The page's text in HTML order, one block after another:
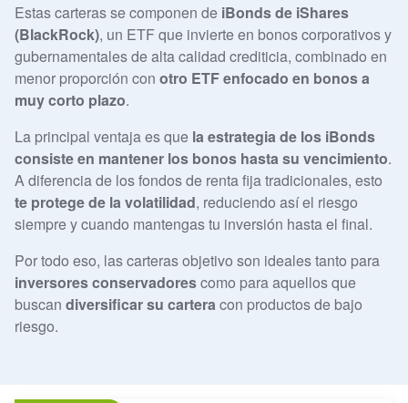
Estas carteras se componen de iBonds de iShares
(BlackRock), un ETF que invierte en bonos corporativos y
gubernamentales de alta calidad crediticia, combinado en
menor proporción con otro ETF enfocado en bonos a
muy corto plazo.
La principal ventaja es que la estrategia de los iBonds
consiste en mantener los bonos hasta su vencimiento.
A diferencia de los fondos de renta fija tradicionales, esto
te protege de la volatilidad, reduciendo así el riesgo
siempre y cuando mantengas tu inversión hasta el final.
Por todo eso, las carteras objetivo son ideales tanto para
inversores conservadorescomo para aquellos que
buscan diversificar su carteracon productos de bajo
riesgo.